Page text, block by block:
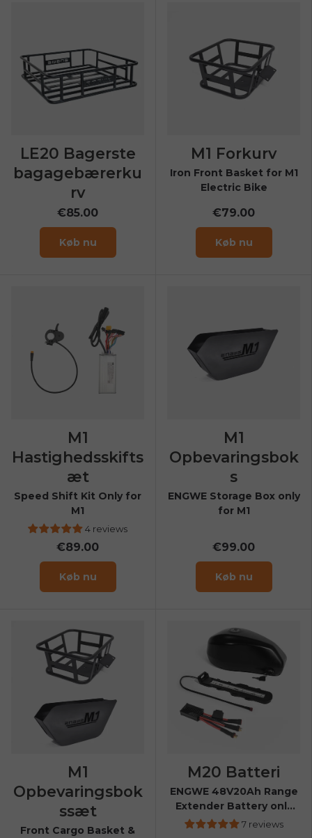
LE20 Bagerste
bagagebærerku
rv
€85.00
Køb nu
M1 Forkurv
Iron Front Basket for M1
Electric Bike
€79.00
Køb nu
M1
Hastighedsskifts
æt
Speed Shift Kit Only for
M1
4 reviews
€89.00
Køb nu
M1
Opbevaringsbok
s
ENGWE Storage Box only
for M1
€99.00
Køb nu
M1
Opbevaringsbok
ssæt
Front Cargo Basket &
M20 Batteri
ENGWE 48V20Ah Range
Extender Battery only
for M207 reviews